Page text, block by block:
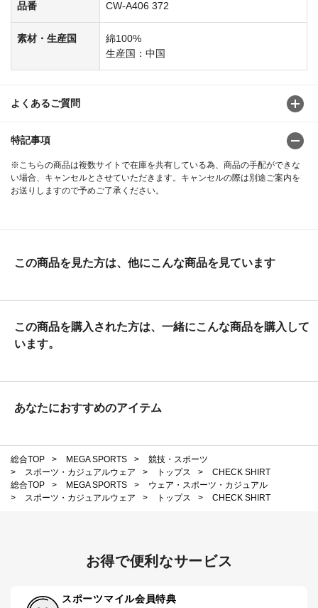
品番 CW-A406 372
素材・生産国
綿100%
生産国：中国
よくあるご質問
特記事項
※こちらの商品は複数サイトで在庫を共有している為、商品の手配ができな
い場合、キャンセルとさせていただきます。キャンセルの際は別途ご案内を
お送りしますので予めご了承ください。
この商品を見た方は、他にこんな商品を見ています
この商品を購入された方は、一緒にこんな商品を購入して
います。
あなたにおすすめのアイテム
総合TOP > MEGA SPORTS >
競技・スポーツ
>
スポーツ・カジュアルウェア > トップス >
CHECK SHIRT
総合TOP
> MEGA SPORTS >
ウェア・スポーツ・カジュアル
>
スポーツ・カジュアルウェア > トップス > CHECK SHIRT
お得で便利なサービス
スポーツマイル会員特典